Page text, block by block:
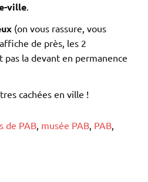
ville.
(on vous rassure, vous
de près, les 2
la devant en permanence
cachées en ville !
de PAB, musée PAB, PAB,